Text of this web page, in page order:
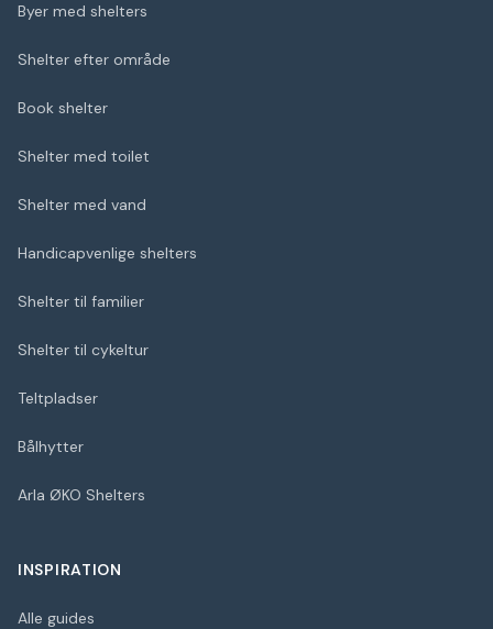
Byer med shelters
Shelter efter område
Book shelter
Shelter med toilet
Shelter med vand
Handicapvenlige shelters
Shelter til familier
Shelter til cykeltur
Teltpladser
Bålhytter
Arla ØKO Shelters
INSPIRATION
Alle guides